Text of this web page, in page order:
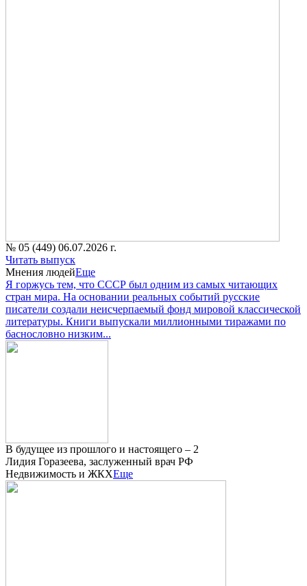
№ 05 (449) 06.07.2026 г.
Читать выпуск
Мнения людейЕще
Я горжусь тем, что СССР был одним из самых читающих
стран мира. На основании реальных событий русские
писатели создали неисчерпаемый фонд мировой классической
литературы. Книги выпускали миллионными тиражами по
баснословно низким...
В будущее из прошлого и настоящего – 2
Лидия Горазеева, заслуженный врач РФ
Недвижимость и ЖКХЕще